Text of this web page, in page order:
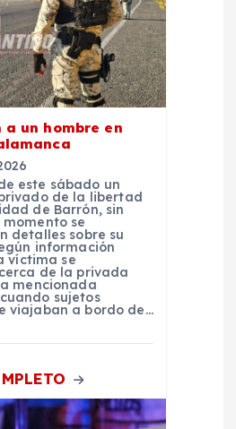
a un hombre en
este sábado un
de la libertad
de Barrón, sin
se
detalles sobre su
información
víctima se
de la privada
mencionada
sujetos
viajaban a bordo de…